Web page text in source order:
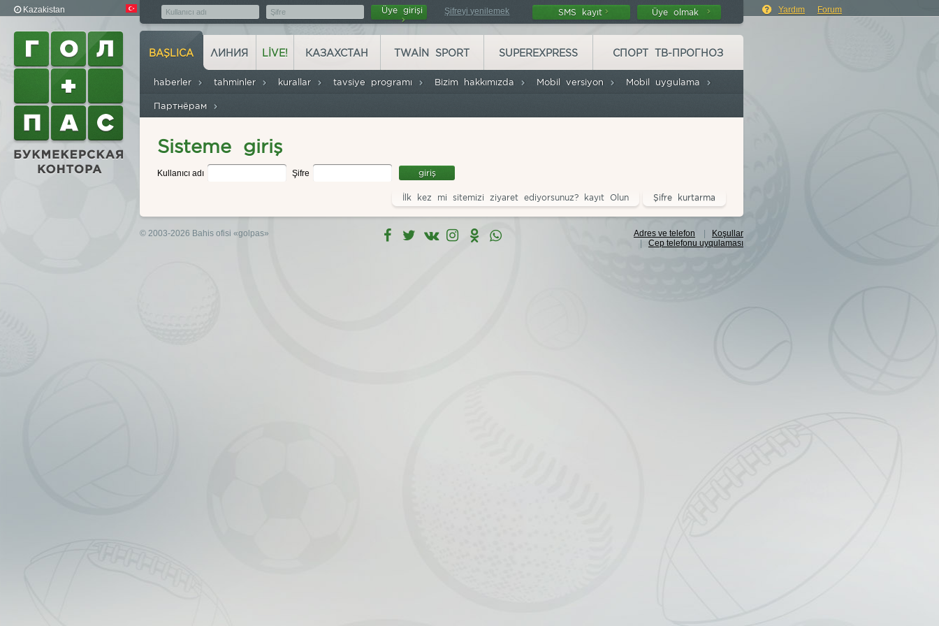
Kazakistan Yardım Forum
Şifreyi yenilemek SMS kayıt Üye olmak
BAŞLICA
haberler tahminler kurallar tavsiye programı Bizim hakkımızda Mobil versiyon Mobil uygulama
Партнёрам
ЛИНИЯ LIVE! КАЗАХСТАН TWAIN SPORT SUPEREXPRESS СПОРТ ТВ-ПРОГНОЗ
Sisteme giriş
Kullanıcı adı Şifre
Şifre kurtarma
İlk kez mi sitemizi ziyaret ediyorsunuz? kayıt Olun
© 2003-2026 Bahis ofisi «golpas» Adres ve telefon
Koşullar
Cep telefonu uyqulaması